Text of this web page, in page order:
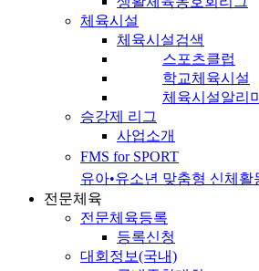
체육시설
체육시설검색
스포츠클럽
학교체육시설
체육시설알리
승강제 리그
사업소개
FMS for SPORT
유아•유소년 맞춤형 신체활
전문체육
전문체육등록
등록신청
대회정보(국내)